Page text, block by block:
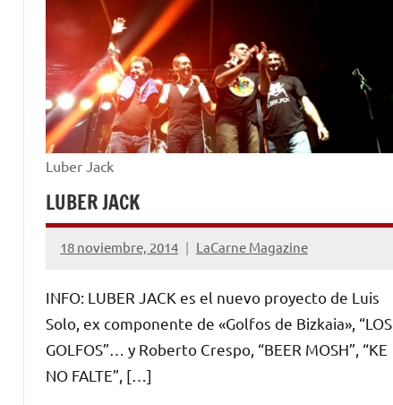
Luber Jack
LUBER JACK
18 noviembre, 2014 LaCarne Magazine
No
comentarios
INFO: LUBER JACK es el nuevo proyecto de Luis
Solo, ex componente de «Golfos de Bizkaia», “LOS
GOLFOS”… y Roberto Crespo, “BEER MOSH”, “KE
NO FALTE”, […]